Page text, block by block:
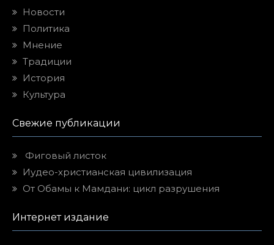
Новости
Политика
Мнение
Традиции
История
Культура
Свежие публикации
Фиговый листок
Иудео-христианская цивилизация
От Обамы к Мамдани: цикл разрушения
Интернет издание